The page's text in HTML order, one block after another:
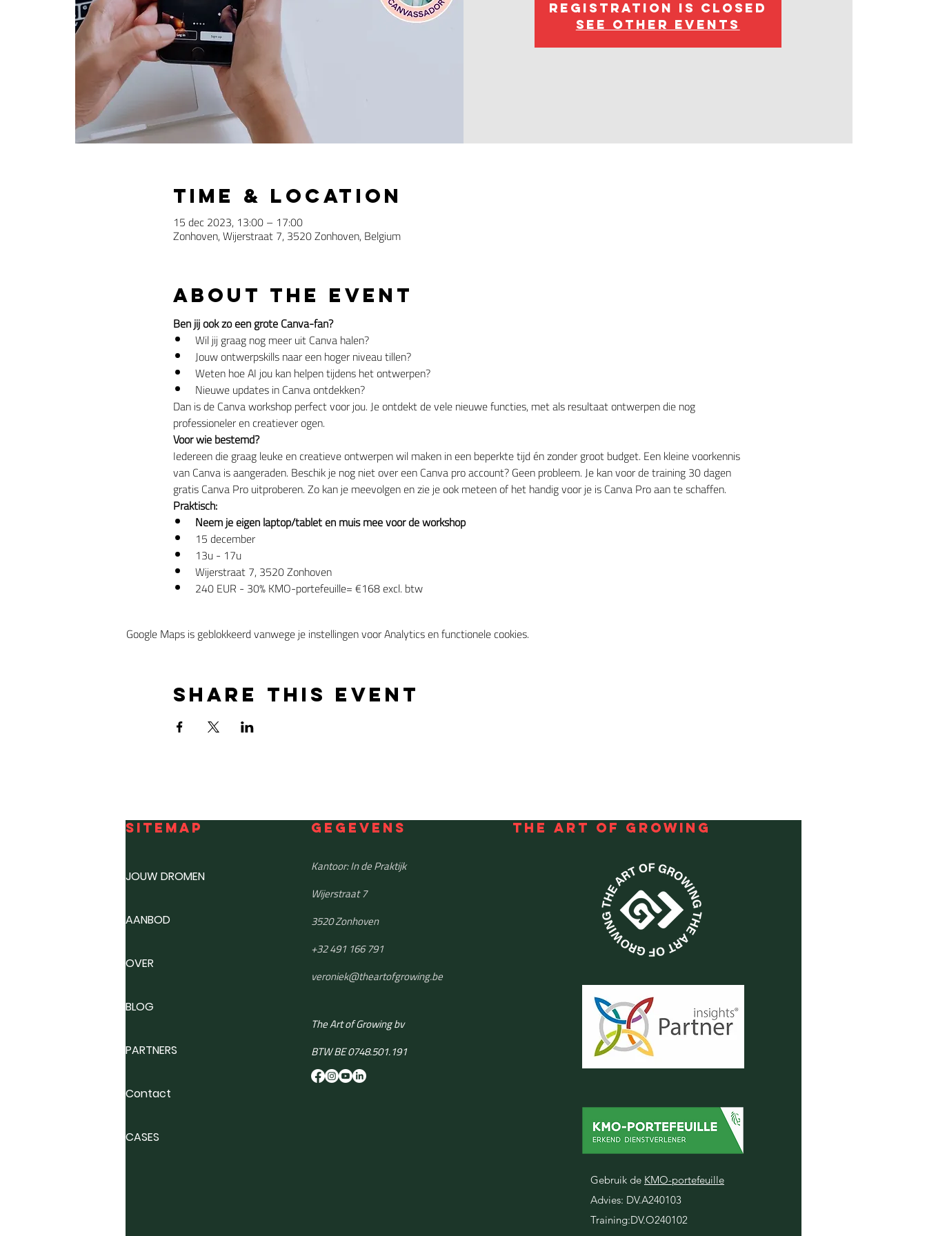
Registration is closed
See other events
Time & Location
15 dec 2023, 13:00 – 17:00
Zonhoven, Wijerstraat 7, 3520 Zonhoven, Belgium
About the event
Ben jij ook zo een grote Canva-fan?
Wil jij graag nog meer uit Canva halen?
Jouw ontwerpskills naar een hoger niveau tillen?
Weten hoe AI jou kan helpen tijdens het ontwerpen?
Nieuwe updates in Canva ontdekken?
Dan is de Canva workshop perfect voor jou. Je ontdekt de vele nieuwe functies, met als resultaat ontwerpen die nog
professioneler en creatiever ogen.
Voor wie bestemd?
Iedereen die graag leuke en creatieve ontwerpen wil maken in een beperkte tijd én zonder groot budget. Een kleine voorkennis
van Canva is aangeraden. Beschik je nog niet over een Canva pro account? Geen probleem. Je kan voor de training 30 dagen
gratis Canva Pro uitproberen. Zo kan je meevolgen en zie je ook meteen of het handig voor je is Canva Pro aan te schaffen.
Praktisch:
Neem je eigen laptop/tablet en muis mee voor de workshop
15 december
13u - 17u
Wijerstraat 7, 3520 Zonhoven
240 EUR - 30% KMO-portefeuille= €168 excl. btw
Google Maps is geblokkeerd vanwege je instellingen voor Analytics en functionele cookies.
Share this event
SITEMAP
JOUW DROMEN
AANBOD
OVER
BLOG
PARTNERS
Contact
CASES
GEGEVENS
Kantoor: In de Praktijk
Wijerstraat 7
3520 Zonhoven
+32 491 166 791
​veroniek@theartofgrowing.be
The Art of Growing bv
BTW BE 0748.501.191
THE ART OF GROWING
Gebruik de KMO-portefeuille
Advies: DV.A240103
Training:DV.O240102